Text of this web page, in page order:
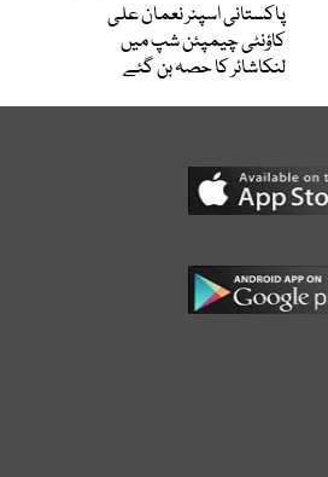
پاکستانی اسپنر نعمان علی
کاؤنٹی چیمپئن شپ میں
لنکاشائر کا حصہ بن گئے